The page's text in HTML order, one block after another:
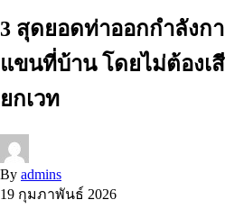
3 สุดยอดท่าออกกำลังก
แขนที่บ้าน โดยไม่ต้องเ
ยกเวท
By admins
19 กุมภาพันธ์ 2026